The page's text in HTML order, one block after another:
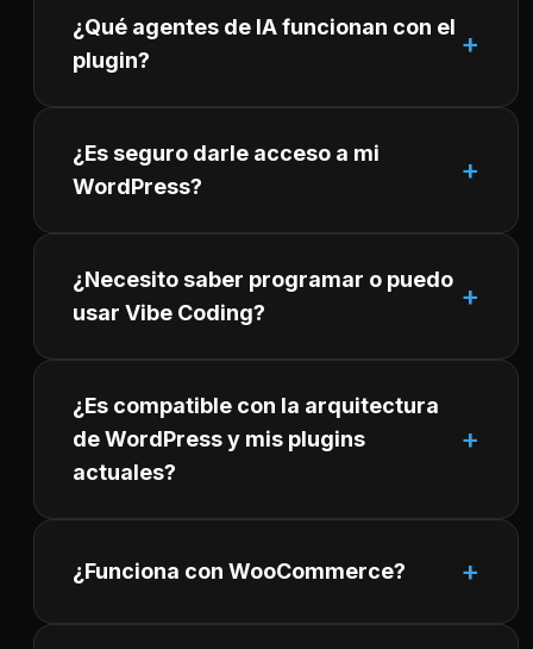
¿Qué agentes de IA funcionan con el
plugin?
¿Es seguro darle acceso a mi
WordPress?
¿Necesito saber programar o puedo
usar Vibe Coding?
¿Es compatible con la arquitectura
de WordPress y mis plugins
actuales?
¿Funciona con WooCommerce?